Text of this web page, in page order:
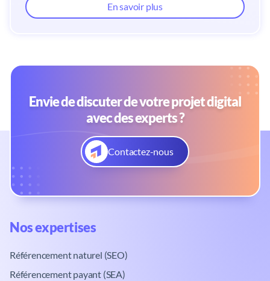
En savoir plus
Envie de discuter de votre projet digital
avec des experts ?
Contactez-nous
Nos expertises​
Référencement naturel (SEO)
Référencement payant (SEA)